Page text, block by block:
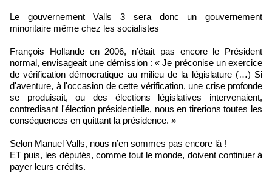
Le gouvernement Valls 3 sera donc un gouvernement
minoritaire même chez les socialistes
François Hollande en 2006, n’était pas encore le Président
normal, envisageait une démission : « Je préconise un exercice
de vérification démocratique au milieu de la législature (…) Si
d'aventure, à l'occasion de cette vérification, une crise profonde
se produisait, ou des élections législatives intervenaient,
contredisant l'élection présidentielle, nous en tirerions toutes les
conséquences en quittant la présidence. »
Selon Manuel Valls, nous n’en sommes pas encore là !
ET puis, les députés, comme tout le monde, doivent continuer à
payer leurs crédits.